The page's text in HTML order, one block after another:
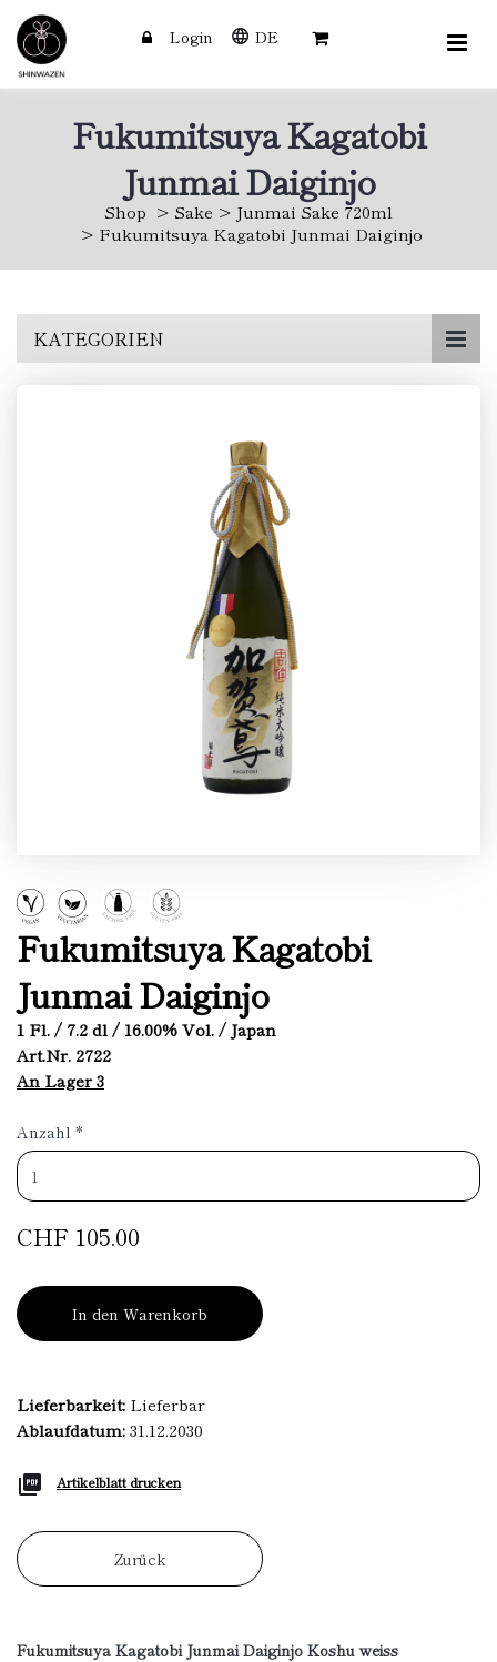
Login DE
Fukumitsuya Kagatobi
Junmai Daiginjo
Shop Sake
Junmai Sake 720ml
Fukumitsuya Kagatobi Junmai Daiginjo
KATEGORIEN
Fukumitsuya Kagatobi
Junmai Daiginjo
1 Fl. / 7.2 dl / 16.00% Vol. / Japan
Art.Nr. 2722
An Lager 3
Anzahl *
CHF 105.00
In den Warenkorb
Lieferbarkeit: Lieferbar
Ablaufdatum:31.12.2030
Artikelblatt drucken
Zurück
Fukumitsuya Kagatobi Junmai Daiginjo Koshu weiss